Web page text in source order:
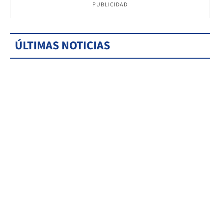
PUBLICIDAD
ÚLTIMAS NOTICIAS